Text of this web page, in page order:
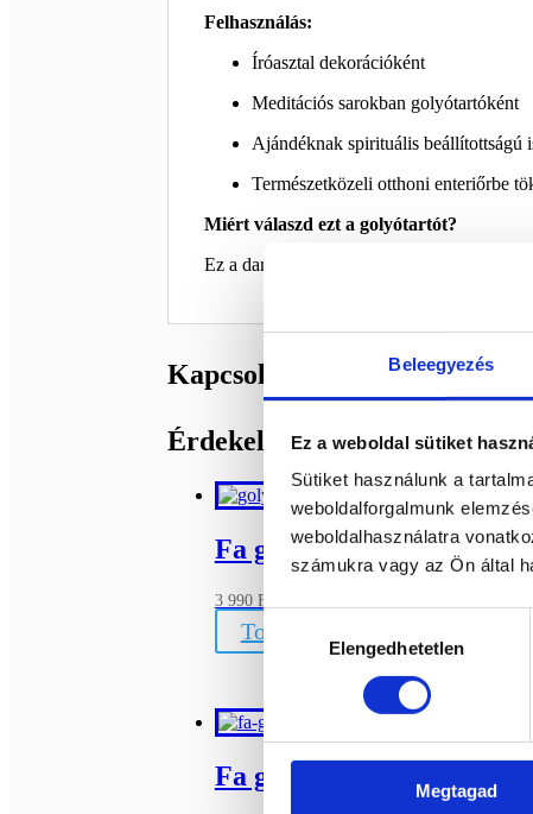
Beleegyezés
Ez a weboldal sütiket
Sütiket használunk a
weboldalforgalmunk
weboldalhasználatra
számukra vagy az Ön által
kiválasztásaElengedhetetlen
Megtagad
Felhasználás:
Íróasztal dekorációként
Meditációs sarokban golyótartóként
Ajándéknak spirituális beállítottságú
Természetközeli otthoni enteriőrbe
Miért válaszd ezt a golyótartót?
Ez a darab nem csupán egy eszköz, hanem
Kapcsolódó termékek
Érdekelhetnek még…
ELFOGYOTT
Fa golyótartó
3 990 Ft
Tovább olvasom
Fa golyótartó